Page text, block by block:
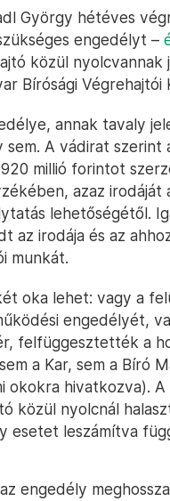
György hétéves
engedélyt –
közül
Bírósági
annak tavaly
A vádirat
millió forintot
azaz
lehetőségétől.
az irodája és az
munkát.
oka lehet: vagy a
engedélyét,
felfüggesztették a
a Kar, sem a Bíró
okokra hivatkozva).
közül nyolcnál
esetet leszámítva
engedély